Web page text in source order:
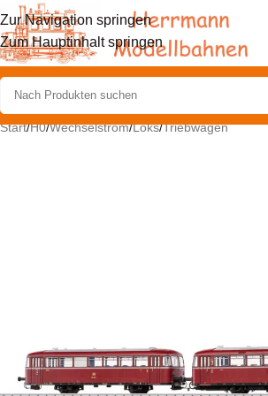
Zur Navigation springen
Zum Hauptinhalt springen
Start/H0/Wechselstrom/Loks/Triebwagen